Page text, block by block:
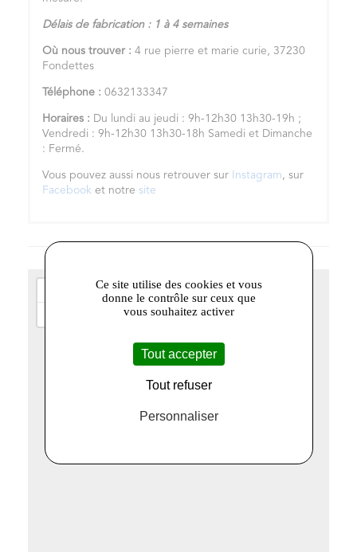
Délais de fabrication : 1 à 4 semaines
Où nous trouver : 4 rue pierre et marie curie, 37230
Fondettes
Téléphone : 0632133347
Horaires : Du lundi au jeudi : 9h-12h30 13h30-19h ;
Vendredi : 9h-12h30 13h30-18h Samedi et Dimanche
: Fermé.
Vous pouvez aussi nous retrouver sur Instagram, sur
Facebook et notre site
Ce site utilise des cookies et vous
donne le contrôle sur ceux que
vous souhaitez activer
Tout accepter
Tout refuser
Personnaliser